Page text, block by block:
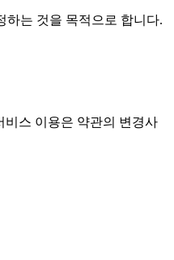
하는 것을 목적으로 합니다.
비스 이용은 약관의 변경사